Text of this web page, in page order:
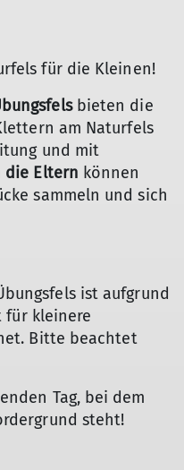
für die Kleinen!
bieten die
am Naturfels
und mit
die Eltern können
sammeln und sich
ist aufgrund
kleinere
Bitte beachtet
Tag, bei dem
steht!